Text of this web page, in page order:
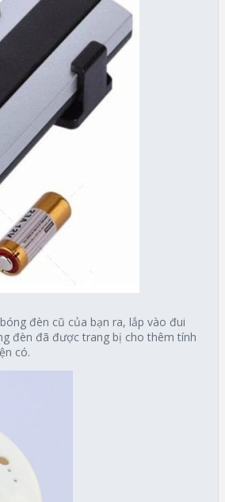
đèn cũ của bạn ra, lắp vào đui
đèn đã được trang bị cho thêm tính
có.